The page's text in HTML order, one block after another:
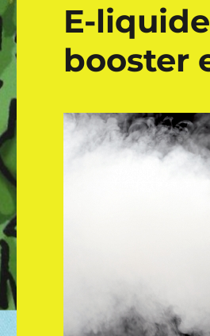
E-
booster